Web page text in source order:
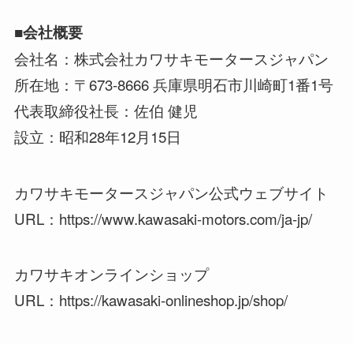
■会社概要
会社名：株式会社カワサキモータースジャパン
所在地：〒673-8666 兵庫県明石市川崎町1番1号
代表取締役社長：佐伯 健児
設立：昭和28年12月15日
カワサキモータースジャパン公式ウェブサイト
URL：https://www.kawasaki-motors.com/ja-jp/
カワサキオンラインショップ
URL：https://kawasaki-onlineshop.jp/shop/